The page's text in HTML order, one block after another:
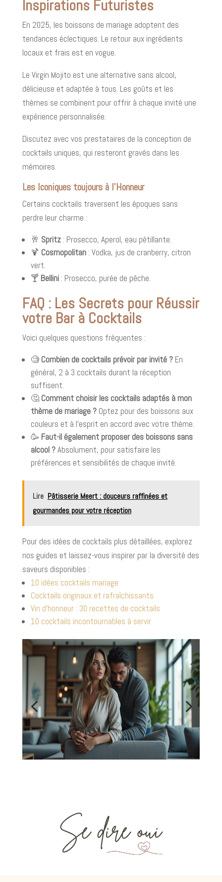
Inspirations Futuristes
En 2025, les boissons de mariage adoptent des
tendances éclectiques. Le retour aux ingrédients
locaux et frais est en vogue.
Le Virgin Mojito est une alternative sans alcool,
délicieuse et adaptée à tous. Les goûts et les
thèmes se combinent pour offrir à chaque invité une
expérience personnalisée.
Discutez avec vos prestataires de la conception de
cocktails uniques, qui resteront gravés dans les
mémoires.
Les Iconiques toujours à l'Honneur
Certains cocktails traversent les époques sans
perdre leur charme :
🥂 Spritz: Prosecco, Aperol, eau pétillante.
🍹 Cosmopolitan: Vodka, jus de cranberry, citron
vert.
🍸 Bellini: Prosecco, purée de pêche.
FAQ : Les Secrets pour Réussir
votre Bar à Cocktails
Voici quelques questions fréquentes :
🧐 Combien de cocktails prévoir par invité ?En
général, 2 à 3 cocktails durant la réception
suffisent.
🤔 Comment choisir les cocktails adaptés à mon
thème de mariage ?Optez pour des boissons aux
couleurs et à l'esprit en accord avec votre thème.
🥳 Faut-il également proposer des boissons sans
alcool ?Absolument, pour satisfaire les
préférences et sensibilités de chaque invité.
Lire Pâtisserie Meert : douceurs raffinées et
gourmandes pour votre réception
Pour des idées de cocktails plus détaillées, explorez
nos guides et laissez-vous inspirer par la diversité des
saveurs disponibles :
10 idées cocktails mariage
Cocktails originaux et rafraîchissants
Vin d'honneur : 30 recettes de cocktails
10 cocktails incontournables à servir